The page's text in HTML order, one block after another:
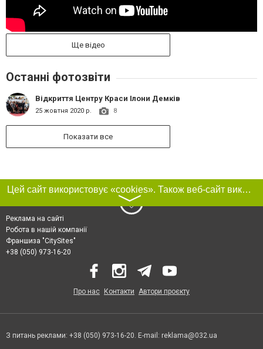
Ще відео
Останні фотозвіти
Відкриття Центру Краси Ілони Демків
25 жовтня 2020 р. 8
Показати все
Цей сайт використовує «cookies». Також веб-сайт використовує інтернет-сервіс для збору технічних даних стосовно відвідувачів з метою отримання маркетингової та статистичної інформації. Умови обробки даних відвідувачів сайту див.
〉
Реклама на сайті
Робота в нашій компанії
Франшиза "CitySites"
+38 (050) 973-16-20
Про нас Контакти Автори проєкту
З питань реклами: +38 (050) 973-16-20. E-mail: reklama@032.ua